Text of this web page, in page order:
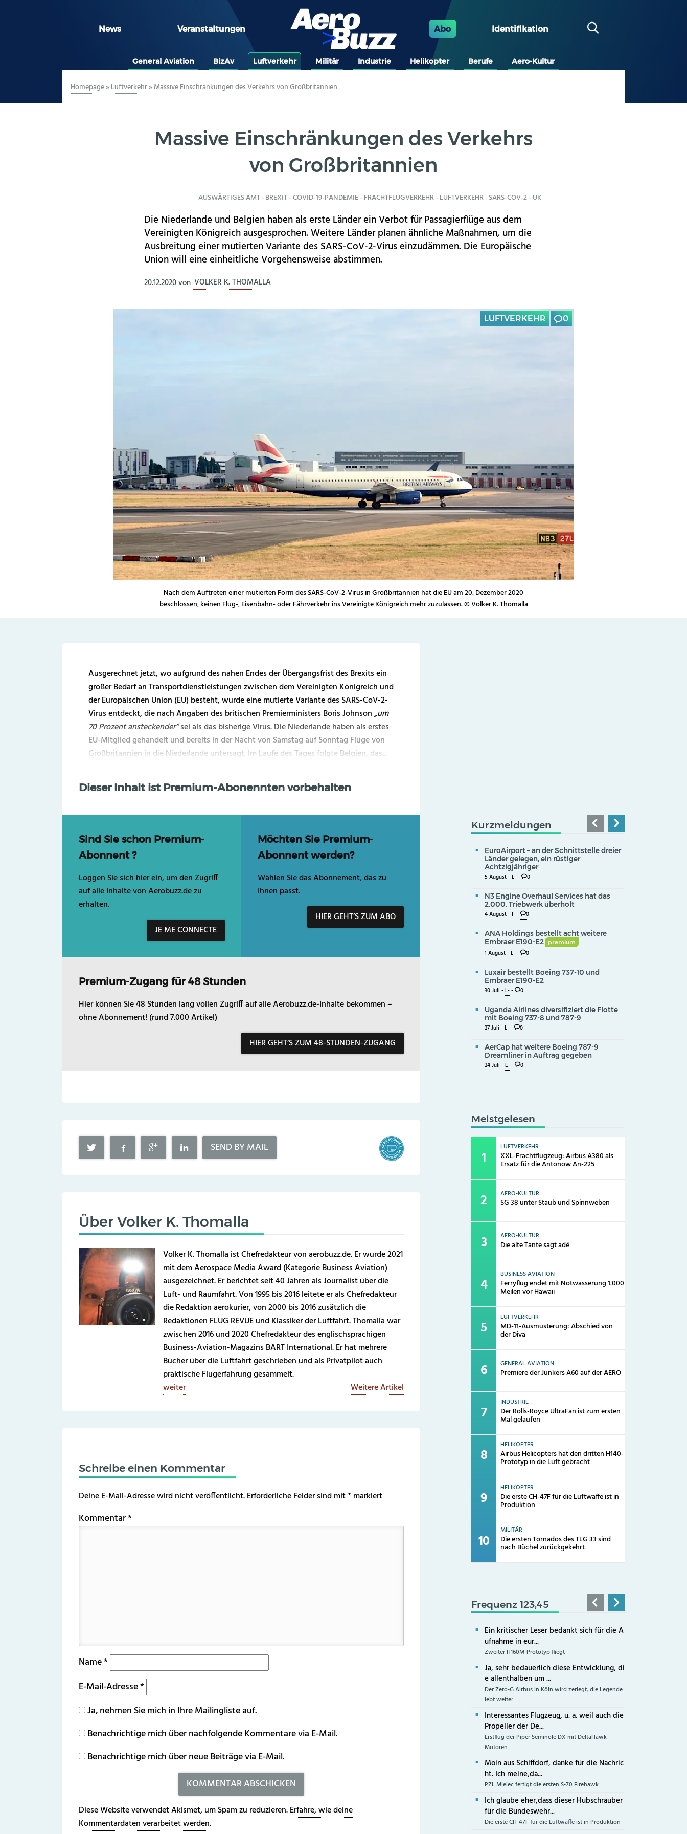
News Veranstaltungen Abo Identifikation
General Aviation BizAv Luftverkehr Militär Industrie Helikopter Berufe Aero-Kultur
Homepage»Luftverkehr»Massive Einschränkungen des Verkehrs von Großbritannien
Massive Einschränkungen des Verkehrs
von Großbritannien
AUSWÄRTIGES AMT-BREXIT-COVID-19-PANDEMIE- FRACHTFLUGVERKEHR- LUFTVERKEHR-SARS-COV-2- UK
Die Niederlande und Belgien haben als erste Länder ein Verbot für Passagierflüge aus dem
Vereinigten Königreich ausgesprochen. Weitere Länder planen ähnliche Maßnahmen, um die
Ausbreitung einer mutierten Variante des SARS-CoV-2-Virus einzudämmen. Die Europäische
Union will eine einheitliche Vorgehensweise abstimmen.
20.12.2020von VOLKER K. THOMALLA
LUFTVERKEHR 0
Nach dem Auftreten einer mutierten Form des SARS-CoV-2-Virus in Großbritannien hat die EU am 20. Dezember 2020
beschlossen, keinen Flug-, Eisenbahn- oder Fährverkehr ins Vereinigte Königreich mehr zuzulassen. © Volker K. Thomalla
Ausgerechnet jetzt, wo aufgrund des nahen Endes der Übergangsfrist des Brexits ein
großer Bedarf an Transportdienstleistungen zwischen dem Vereinigten Königreich und
der Europäischen Union (EU) besteht, wurde eine mutierte Variante des SARS-CoV-2-
Virus entdeckt, die nach Angaben des britischen Premierministers Boris Johnson„um
70 Prozent ansteckender“sei als das bisherige Virus. Die Niederlande haben als erstes
EU-Mitglied gehandelt und bereits in der Nacht von Samstag auf Sonntag Flüge von
Großbritannien in die Niederlande untersagt. Im Laufe des Tages folgte Belgien, das...
Dieser Inhalt ist Premium-Abonennten vorbehalten
Sind Sie schon Premium-
Abonnent ?
Loggen Sie sich hier ein, um den Zugriff
auf alle Inhalte von Aerobuzz.de zu
erhalten.
JE ME CONNECTE
Möchten Sie Premium-
Abonnent werden?
Wählen Sie das Abonnement, das zu
Ihnen passt.
HIER GEHT’S ZUM ABO
Premium-Zugang für 48 Stunden
Hier können Sie 48 Stunden lang vollen Zugriff auf alle Aerobuzz.de-Inhalte bekommen –
ohne Abonnement! (rund 7.000 Artikel)
HIER GEHT’S ZUM 48-STUNDEN-ZUGANG
SEND BY MAIL
Über Volker K. Thomalla
Volker K. Thomalla ist Chefredakteur von aerobuzz.de. Er wurde 2021
mit dem Aerospace Media Award (Kategorie Business Aviation)
ausgezeichnet. Er berichtet seit 40 Jahren als Journalist über die
Luft- und Raumfahrt. Von 1995 bis 2016 leitete er als Chefredakteur
die Redaktion aerokurier, von 2000 bis 2016 zusätzlich die
Redaktionen FLUG REVUE und Klassiker der Luftfahrt. Thomalla war
zwischen 2016 und 2020 Chefredakteur des englischsprachigen
Business-Aviation-Magazins BART International. Er hat mehrere
Bücher über die Luftfahrt geschrieben und als Privatpilot auch
praktische Flugerfahrung gesammelt.
weiter
Weitere Artikel
Schreibe einen Kommentar
Deine E-Mail-Adresse wird nicht veröffentlicht.Erforderliche Felder sind mit*markiert
Kommentar*
Name*
E-Mail-Adresse*
Ja, nehmen Sie mich in Ihre Mailingliste auf.
Benachrichtige mich über nachfolgende Kommentare via E-Mail.
Benachrichtige mich über neue Beiträge via E-Mail.
Diese Website verwendet Akismet, um Spam zu reduzieren.Erfahre, wie deine
Kommentardaten verarbeitet werden.
Kurzmeldungen
EuroAirport – an der Schnittstelle dreier
Länder gelegen, ein rüstiger
Achtzigjähriger
5 August -L-- 0
N3 Engine Overhaul Services hat das
2.000. Triebwerk überholt
4 August -I-- 0
ANA Holdings bestellt acht weitere
Embraer E190-E2
premium
1 August -L-- 0
Luxair bestellt Boeing 737-10 und
Embraer E190-E2
30 Juli -L-- 0
Uganda Airlines diversifiziert die Flotte
mit Boeing 737-8 und 787-9
27 Juli -L-- 0
AerCap hat weitere Boeing 787-9
Dreamliner in Auftrag gegeben
24 Juli -L-- 0
Meistgelesen
LUFTVERKEHR
XXL-Frachtflugzeug: Airbus A380 als
Ersatz für die Antonow An-225
AERO-KULTUR
SG 38 unter Staub und Spinnweben
AERO-KULTUR
Die alte Tante sagt adé
BUSINESS AVIATION
Ferryflug endet mit Notwasserung 1.000
Meilen vor Hawaii
LUFTVERKEHR
MD-11-Ausmusterung: Abschied von
der Diva
GENERAL AVIATION
Premiere der Junkers A60 auf der AERO
INDUSTRIE
Der Rolls-Royce UltraFan ist zum ersten
Mal gelaufen
HELIKOPTER
Airbus Helicopters hat den dritten H140-
Prototyp in die Luft gebracht
HELIKOPTER
Die erste CH-47F für die Luftwaffe ist in
Produktion
MILITÄR
Die ersten Tornados des TLG 33 sind
nach Büchel zurückgekehrt
Frequenz 123,45
Ein kritischer Leser bedankt sich für die A
ufnahme in eur...
Zweiter H160M-Prototyp fliegt
Ja, sehr bedauerlich diese Entwicklung, di
e allenthalben um ...
Der Zero-G Airbus in Köln wird zerlegt, die Legende
lebt weiter
Interessantes Flugzeug, u. a. weil auch die
Propeller der De...
Erstflug der Piper Seminole DX mit DeltaHawk-
Motoren
Moin aus Schiffdorf, danke für die Nachric
ht. Ich meine,da...
PZL Mielec fertigt die ersten S-70 Firehawk
Ich glaube eher,dass dieser Hubschrauber
für die Bundeswehr...
Die erste CH-47F für die Luftwaffe ist in Produktion